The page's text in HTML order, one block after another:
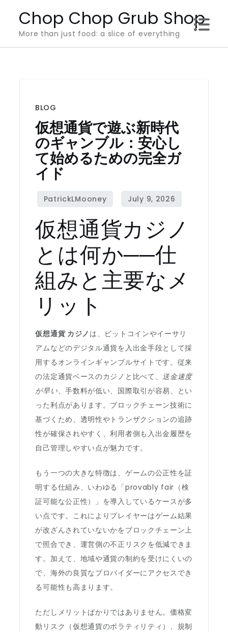
content
Chop Chop Grub Shop
More than just food: a slice of everything
BLOG
仮想通貨で遊ぶ新時代
のギャンブル：安心し
て始めるための完全ガ
イド
仮想通貨カジノ
とは何か──仕
組みと主要なメ
リット
仮想通貨 カジノ は、ビットコインやイーサリ
アムなどのデジタル通貨を入出金手段として採
用するオンラインギャンブルサイトです。従来
の法定通貨ベースのカジノと比べて、送金速度
が早い、手数料が低い、国際取引が容易、とい
った利点があります。ブロックチェーン技術に
基づくため、透明性やトランザクションの追跡
性が確保されやすく、利用者側も入出金履歴を
自己管理しやすい点が魅力です。
もう一つの大きな特徴は、ゲームの公正性を証
明する仕組み、いわゆる「provably fair（検
証可能な公正性）」を導入しているケースが多
い点です。これによりプレイヤーはゲーム結果
が改ざんされていないかをブロックチェーン上
で照合でき、運営側の不正リスクを低減できま
す。加えて、地域や通貨の制約を受けにくいの
で、海外の良質なプロバイダーにアクセスでき
る可能性も高まります。
ただしメリットばかりではありません。価格変
動リスク（仮想通貨のボラティリティ）、規制